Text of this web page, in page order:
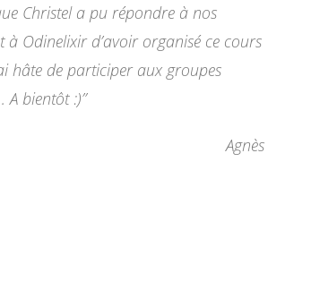
Christel a pu répondre à nos
à Odinelixir d’avoir organisé ce cours
hâte de participer aux groupes
A bientôt :)”
Agnès